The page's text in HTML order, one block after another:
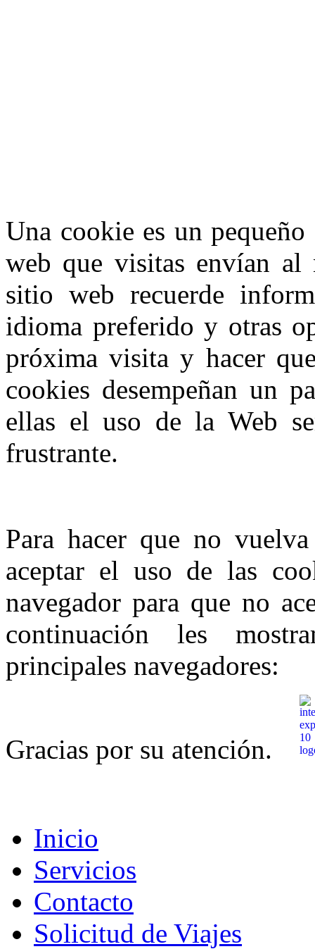
Una cookie es un
web que visitas envían al
sitio web recuerde
idioma preferido y otras
próxima visita y hacer
cookies desempeñan un
ellas el uso de la Web
frustrante.
Para hacer que no
aceptar el uso de las
navegador para que no
continuación les
principales navegadores:
Gracias por su atención.
Inicio
Servicios
Contacto
Solicitud de Viajes